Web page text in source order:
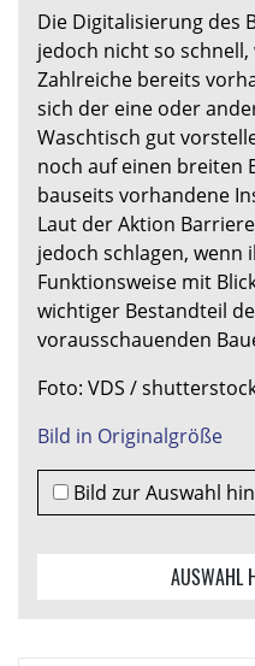
Die Digitalisierung des
jedoch nicht so
Zahlreiche bereits
sich der eine oder
Waschtisch gut
noch auf einen breiten
bauseits vorhandene
Laut der Aktion
jedoch schlagen, wenn
Funktionsweise mit
wichtiger Bestandteil
vorausschauenden
Foto: VDS /
Bild in Originalgröße
Bild zur Auswahl
AUSWAHL